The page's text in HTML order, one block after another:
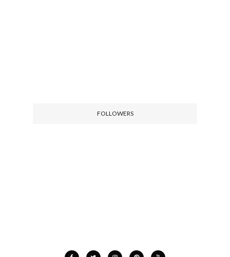
FOLLOWERS